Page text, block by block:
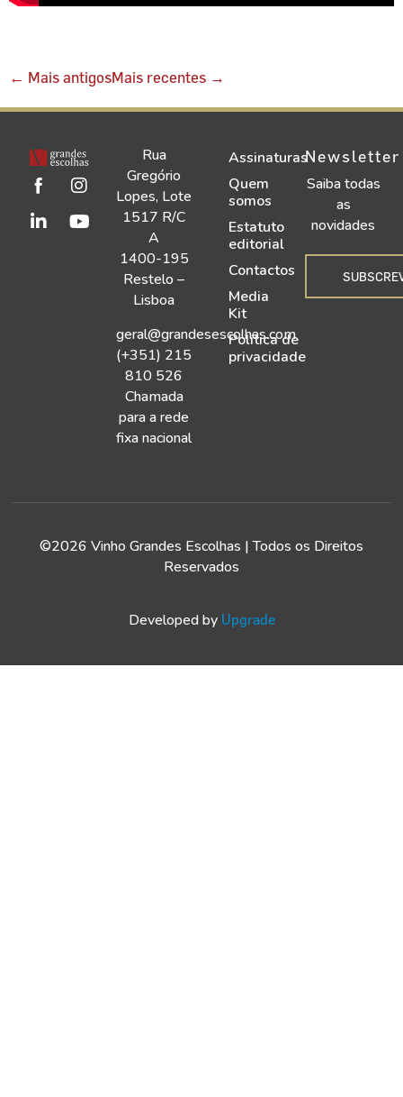
← Mais antigosMais recentes →
Rua
Gregório
Lopes, Lote
1517 R/C
A
1400-195
Restelo –
Lisboa
geral@grandesescolhas.com
(+351) 215
810 526
Chamada
para a rede
fixa nacional
Assinaturas
Quem
somos
Estatuto
editorial
Contactos
Media
Kit
Política de
privacidade
Newsletter
Saiba todas
as
novidades
©2026 Vinho Grandes Escolhas | Todos os Direitos
Reservados
Developed by Upgrade